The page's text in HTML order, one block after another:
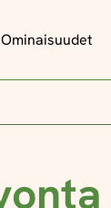
Ominaisuudet